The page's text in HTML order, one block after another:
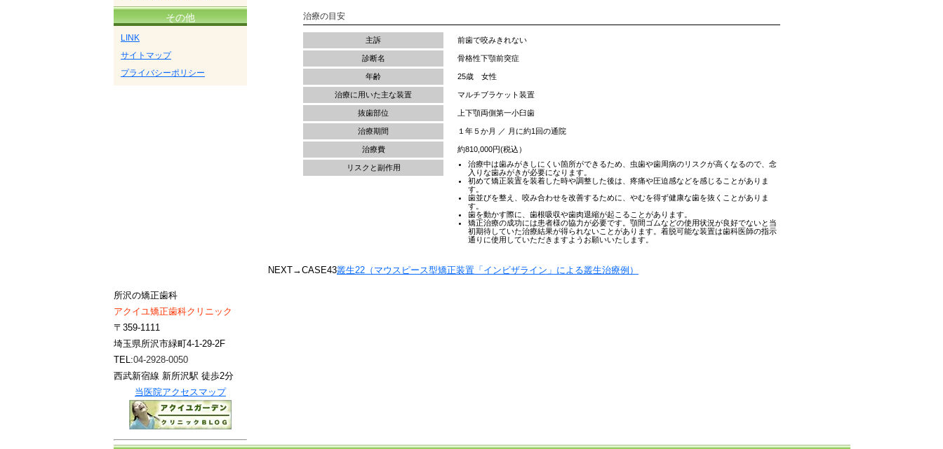
治療の目安
主訴 前歯で咬みきれない
診断名 骨格性下顎前突症
年齢 25歳 女性
治療に用いた主な装置 マルチブラケット装置
抜歯部位 上下顎両側第一小臼歯
治療期間 １年５か月 ／ 月に約1回の通院
治療費 約810,000円(税込）
リスクと副作用
治療中は歯みがきしにくい箇所ができるため、虫歯や歯周病のリスクが高くなるので、念
入りな歯みがきが必要になります。
初めて矯正装置を装着した時や調整した後は、疼痛や圧迫感などを感じることがありま
す。
歯並びを整え、咬み合わせを改善するために、やむを得ず健康な歯を抜くことがありま
す。
歯を動かす際に、歯根吸収や歯肉退縮が起こることがあります。
矯正治療の成功には患者様の協力が必要です。顎間ゴムなどの使用状況が良好でないと当
初期待していた治療結果が得られないことがあります。着脱可能な装置は歯科医師の指示
通りに使用していただきますようお願いいたします。
NEXT→CASE43叢生22（マウスピース型矯正装置「インビザライン」による叢生治療例）
その他
LINK
サイトマップ
プライバシーポリシー
所沢の矯正歯科
アクイユ矯正歯科クリニック
〒359-1111
埼玉県所沢市緑町4-1-29-2F
TEL:04-2928-0050
西武新宿線 新所沢駅 徒歩2分
当医院アクセスマップ